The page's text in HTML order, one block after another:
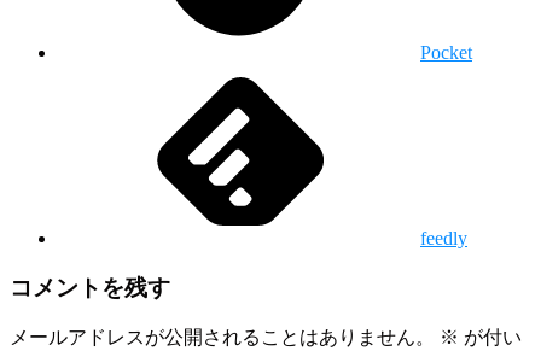
Pocket
feedly
コメントを残す
メールアドレスが公開されることはありません。 ※ が付い